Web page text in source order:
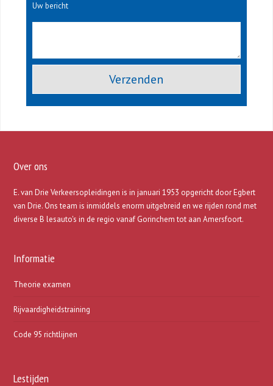
Uw bericht
Over ons
E. van Drie Verkeersopleidingen is in januari 1953 opgericht door Egbert
van Drie. Ons team is inmiddels enorm uitgebreid en we rijden rond met
diverse B lesauto's in de regio vanaf Gorinchem tot aan Amersfoort.
Informatie
Theorie examen
Rijvaardigheidstraining
Code 95 richtlijnen
Lestijden